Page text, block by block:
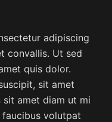
adipiscing
convallis. Ut sed
quis dolor.
sit amet
sit amet diam ut mi
volutpat